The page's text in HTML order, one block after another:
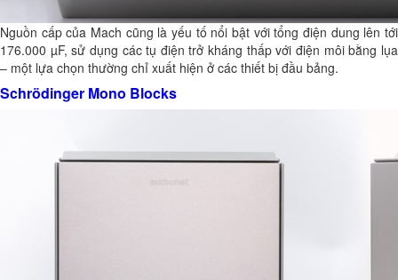
Nguồn cấp của Mach cũng là yếu tố nổi bật với tổng điện dung lên tới
176.000 µF, sử dụng các tụ điện trở kháng thấp với điện môi bằng lụa
– một lựa chọn thường chỉ xuất hiện ở các thiết bị đầu bảng.
Schrödinger Mono Blocks